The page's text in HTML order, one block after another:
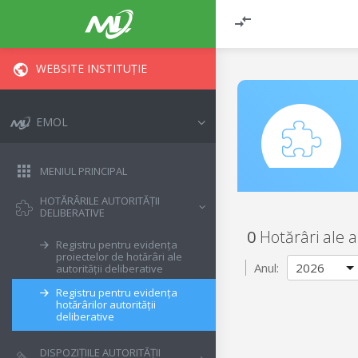
WEBSITE INSTITUȚIE
EMOL
MENIUL PRINCIPAL
HOTĂRÂRILE AUTORITĂȚII
DELIBERATIVE
Registru pentru evidența
proiectelor de hotărâri ale
autorității deliberative
Registru pentru evidența
hotărârilor autorității
deliberative
DISPOZIȚIILE AUTORITĂȚII
0 Hotărâri ale
Anul: